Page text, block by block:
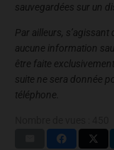
sauvegardées sur un
Par ailleurs,
aucune information
être faite
suite ne sera donnée
téléphone.